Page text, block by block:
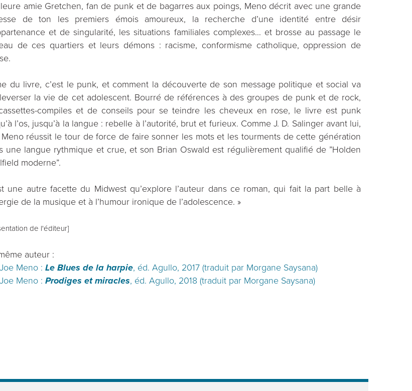
amie Gretchen, fan de punk et de bagarres aux poings, Meno décrit avec une grande
de ton les premiers émois amoureux, la recherche d’une identité entre désir
et de singularité, les situations familiales complexes... et brosse au passage le
de ces quartiers et leurs démons : racisme, conformisme catholique, oppression de
du livre, c’est le punk, et comment la découverte de son message politique et social va
la vie de cet adolescent. Bourré de références à des groupes de punk et de rock,
compiles et de conseils pour se teindre les cheveux en rose, le livre est punk
l’os, jusqu’à la langue : rebelle à l’autorité, brut et furieux. Comme J. D. Salinger avant lui,
réussit le tour de force de faire sonner les mots et les tourments de cette génération
une langue rythmique et crue, et son Brian Oswald est régulièrement qualifié de ”Holden
moderne”.
une autre facette du Midwest qu’explore l’auteur dans ce roman, qui fait la part belle à
de la musique et à l’humour ironique de l’adolescence. »
de l'éditeur]
auteur :
Joe Meno : Le Blues de la harpie, éd. Agullo, 2017 (traduit par Morgane Saysana)
Joe Meno : Prodiges et miracles, éd. Agullo, 2018 (traduit par Morgane Saysana)